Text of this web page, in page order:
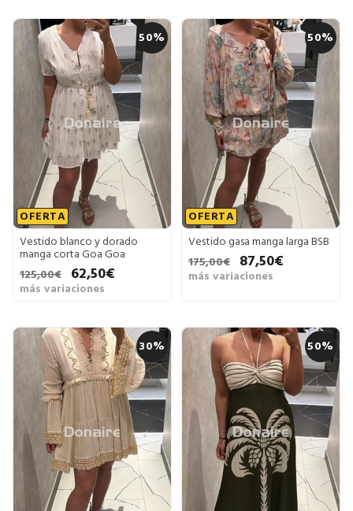
50%
OFERTA
Vestido blanco y dorado
manga corta Goa Goa
125,00€
62,50€
más variaciones
50%
OFERTA
Vestido gasa manga larga BSB
175,00€
87,50€
más variaciones
30% 50%